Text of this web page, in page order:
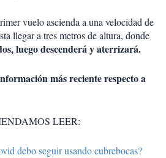
vuelo ascienda a una velocidad de
llegar a tres metros de altura, donde
luego descenderá y aterrizará.
más reciente respecto a
LEER:
debo seguir usando cubrebocas?